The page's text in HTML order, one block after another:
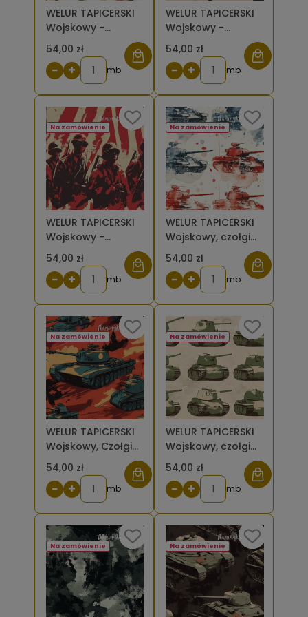
WELUR TAPICERSKI
Wojskowy -
żołnierze z
karabinami,
akwarela (sepia)
54,00 zł
− + mb
WELUR TAPICERSKI
Wojskowy -
żołnierze z
karabinami,
samoloty na
jaśniejszym beżu
[6-8]
54,00 zł
− + mb
WELUR TAPICERSKI
Wojskowy -
żołnierze,
czerwone pasy [6-
8]
54,00 zł
Na zamówienie
− + mb
WELUR TAPICERSKI
Wojskowy, czołgi
czerwone,
akwarela [6-8]
54,00 zł
Na zamówienie
− + mb
WELUR TAPICERSKI
Wojskowy, Czołgi
w intensywnej
czerwieni/pomarańczu
[6-8]
54,00 zł
Na zamówienie
− + mb
WELUR TAPICERSKI
Wojskowy, czołgi
zielone na jasnym
tle [6-8]
54,00 zł
Na zamówienie
− + mb
Na zamówienie Na zamówienie